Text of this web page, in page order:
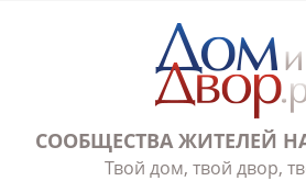
СООБЩЕСТВА ЖИТЕЛЕЙ
Твой дом, твой двор,